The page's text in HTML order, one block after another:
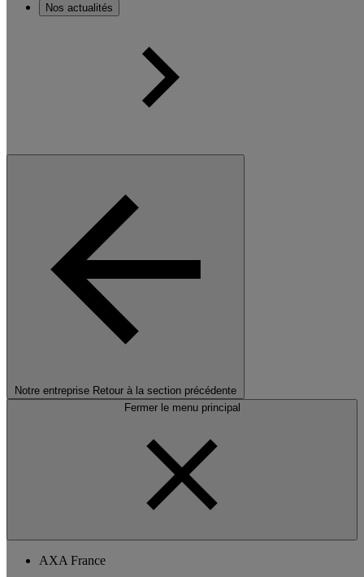
Nos actualités
Notre entreprise Retour à la section précédente
Fermer le menu principal
AXA France